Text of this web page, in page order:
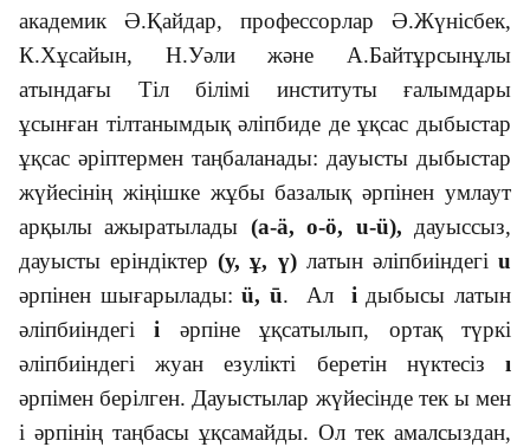
академик Ә.Қайдар, профессорлар Ә.Жүнісбек,
К.Хұсайын, Н.Уәли және А.Байтұрсынұлы
атындағы Тіл білімі институты ғалымдары
ұсынған тілтанымдық әліпбиде де ұқсас дыбыстар
ұқсас әріптермен таңбаланады: дауысты дыбыстар
жүйесінің жіңішке жұбы базалық әрпінен умлаут
арқылы ажыратылады (а-ä, о-ö, u-ü), дауыссыз,
дауысты еріндіктер(у, ұ, ү)латын әліпбиіндегіu
әрпінен шығарылады:ü, ū. Ал і дыбысы латын
әліпбиіндегіі әрпіне ұқсатылып, ортақ түркі
әліпбиіндегі жуан езулікті беретін нүктесіз ı
әрпімен берілген. Дауыстылар жүйесінде тек ы мен
і әрпінің таңбасы ұқсамайды. Ол тек амалсыздан,